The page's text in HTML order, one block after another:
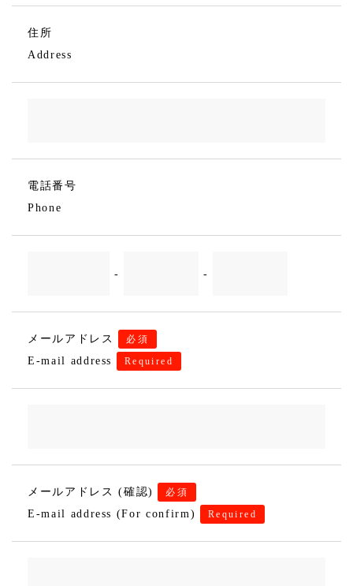
住所
Address
電話番号
Phone
- -
メールアドレス 必須
E-mail address Required
メールアドレス (確認) 必須
E-mail address (For confirm) Required